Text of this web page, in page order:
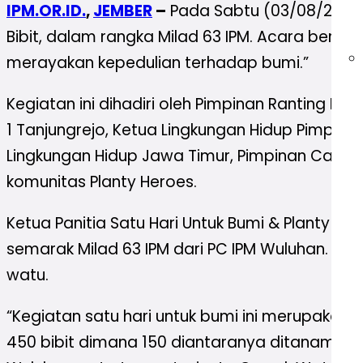
IPM.OR.ID.,JEMBER– Pada Sabtu (03/08/24),
Bibit, dalam rangka Milad 63 IPM. Acara
merayakan kepedulian terhadap bumi.”
Kegiatan ini dihadiri oleh Pimpinan Ranting
1 Tanjungrejo, Ketua Lingkungan Hidup
Lingkungan Hidup Jawa Timur, Pimpinan
komunitas Planty Heroes.
Ketua Panitia Satu Hari Untuk Bumi & Planty
semarak Milad 63 IPM dari PC IPM Wuluhan.
watu.
“Kegiatan satu hari untuk bumi ini merupakan
450 bibit dimana 150 diantaranya ditanam di